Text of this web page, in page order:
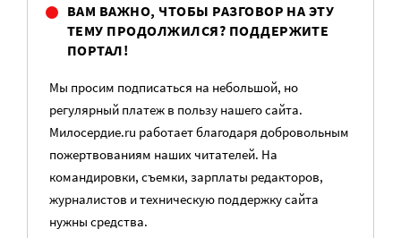
ВАМ ВАЖНО, ЧТОБЫ РАЗГОВОР НА ЭТУ
ТЕМУ ПРОДОЛЖИЛСЯ? ПОДДЕРЖИТЕ
ПОРТАЛ!
Мы просим подписаться на небольшой, но
регулярный платеж в пользу нашего сайта.
Милосердие.ru работает благодаря добровольным
пожертвованиям наших читателей. На
командировки, съемки, зарплаты редакторов,
журналистов и техническую поддержку сайта
нужны средства.